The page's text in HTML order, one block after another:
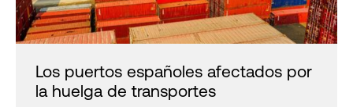
Los puertos españoles afectados por
la huelga de transportes